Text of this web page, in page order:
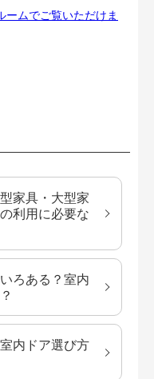
ームでご覧いただけま
家具・大型家
利用に必要な
ろある？室内
内ドア選び方